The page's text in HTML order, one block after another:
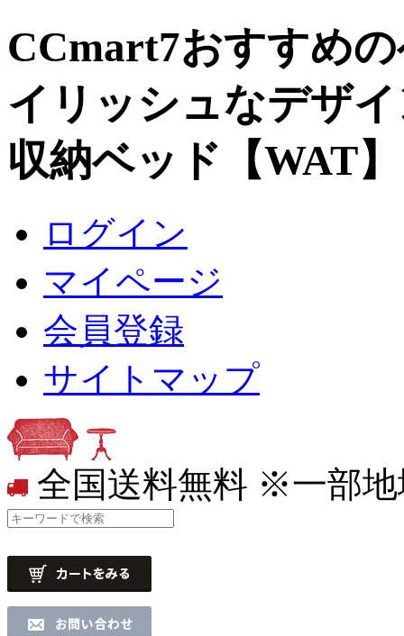
CCmart7おすすめ
イリッシュなデザ
収納ベッド【WAT】
ログイン
マイページ
会員登録
サイトマップ
全国送料無料 ※一部地